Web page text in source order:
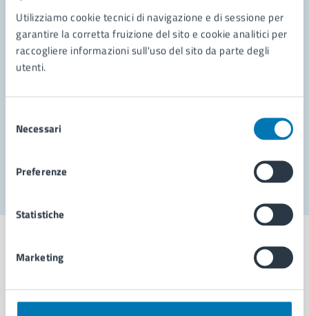
Utilizziamo cookie tecnici di navigazione e di sessione per
garantire la corretta fruizione del sito e cookie analitici per
raccogliere informazioni sull'uso del sito da parte degli
utenti.
delNecessari
Preferenze
Statistiche
Marketing
Leggi le domande frequenti
Problemi in città